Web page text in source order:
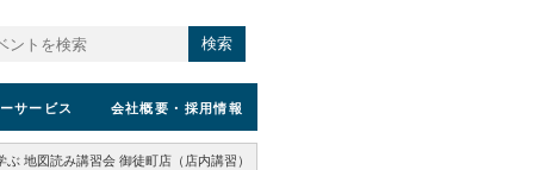
検索
サービス 会社概要 ・採用情報
ぶ 地図読み講習会 御徒町店（店内講習）